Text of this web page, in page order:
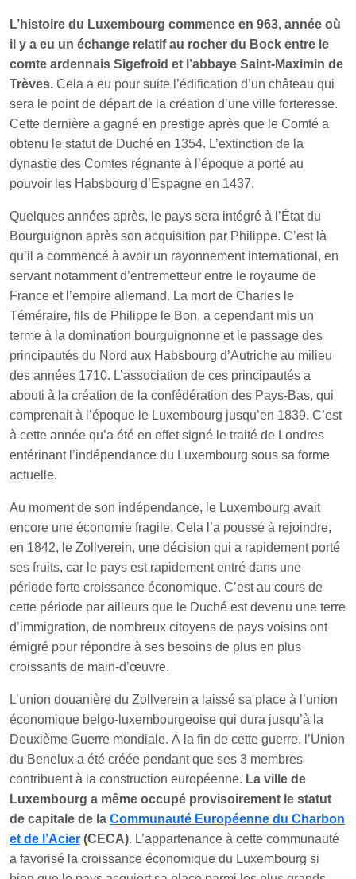
L’histoire du Luxembourg commence en 963, année où
il y a eu un échange relatif au rocher du Bock entre le
comte ardennais Sigefroid et l’abbaye Saint-Maximin de
Trèves. Cela a eu pour suite l’édification d’un château qui
sera le point de départ de la création d’une ville forteresse.
Cette dernière a gagné en prestige après que le Comté a
obtenu le statut de Duché en 1354. L’extinction de la
dynastie des Comtes régnante à l’époque a porté au
pouvoir les Habsbourg d’Espagne en 1437.
Quelques années après, le pays sera intégré à l’État du
Bourguignon après son acquisition par Philippe. C’est là
qu’il a commencé à avoir un rayonnement international, en
servant notamment d’entremetteur entre le royaume de
France et l’empire allemand. La mort de Charles le
Téméraire, fils de Philippe le Bon, a cependant mis un
terme à la domination bourguignonne et le passage des
principautés du Nord aux Habsbourg d’Autriche au milieu
des années 1710. L’association de ces principautés a
abouti à la création de la confédération des Pays-Bas, qui
comprenait à l’époque le Luxembourg jusqu’en 1839. C’est
à cette année qu’a été en effet signé le traité de Londres
entérinant l’indépendance du Luxembourg sous sa forme
actuelle.
Au moment de son indépendance, le Luxembourg avait
encore une économie fragile. Cela l’a poussé à rejoindre,
en 1842, le Zollverein, une décision qui a rapidement porté
ses fruits, car le pays est rapidement entré dans une
période forte croissance économique. C’est au cours de
cette période par ailleurs que le Duché est devenu une terre
d’immigration, de nombreux citoyens de pays voisins ont
émigré pour répondre à ses besoins de plus en plus
croissants de main-d’œuvre.
L’union douanière du Zollverein a laissé sa place à l’union
économique belgo-luxembourgeoise qui dura jusqu’à la
Deuxième Guerre mondiale. À la fin de cette guerre, l’Union
du Benelux a été créée pendant que ses 3 membres
contribuent à la construction européenne. La ville de
Luxembourg a même occupé provisoirement le statut
de capitale de la Communauté Européenne du Charbon
et de l’Acier (CECA). L’appartenance à cette communauté
a favorisé la croissance économique du Luxembourg si